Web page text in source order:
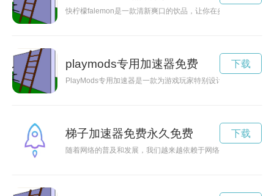
快柠檬falemon是一款清新爽口的饮品，让你在炎炎夏日享受
playmods专用加速器免费
PlayMods专用加速器是一款为游戏玩家特别设计的加速工具，
下载
梯子加速器免费永久免费
随着网络的普及和发展，我们越来越依赖于网络，而网络的速
下载